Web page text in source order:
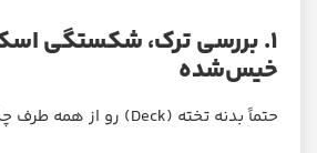
۱. بررسی ترک، شکستگی
خیس‌شده
حتماً بدنه تخته (Deck) رو از همه طرف چک کن: